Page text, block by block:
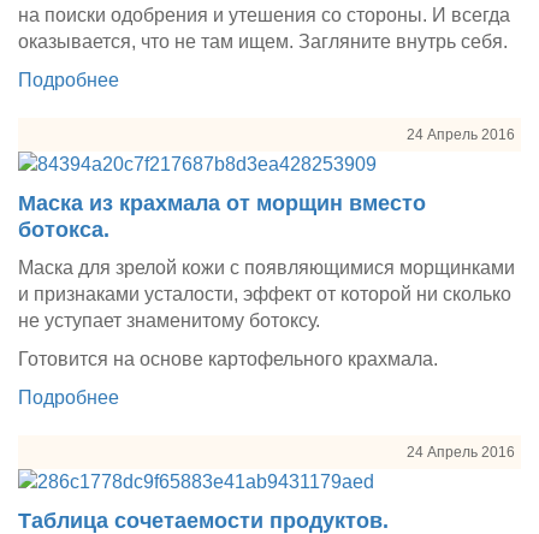
на поиски одобрения и утешения со стороны. И всегда
оказывается, что не там ищем. Загляните внутрь себя.
Подробнее
24 Апрель 2016
Маска из крахмала от морщин вместо
ботокса.
Маска для зрелой кожи с появляющимися морщинками
и признаками усталости, эффект от которой ни сколько
не уступает знаменитому ботоксу.
Готовится на основе картофельного крахмала.
Подробнее
24 Апрель 2016
Таблица сочетаемости продуктов.